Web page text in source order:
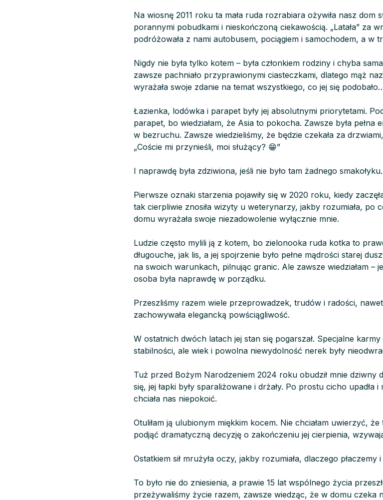
Na wiosnę 2011 roku ta mała ruda rozrabiara ożywiła nasz dom
porannymi pobudkami i nieskończoną ciekawością. „Latała” za
podróżowała z nami autobusem, pociągiem i samochodem, a w
Nigdy nie była tylko kotem – była członkiem rodziny i chyba
zawsze pachniało przyprawionymi ciasteczkami, dlatego mąż
wyrażała swoje zdanie na temat wszystkiego, co jej się
Łazienka, lodówka i parapet były jej absolutnymi priorytetami.
parapet, bo wiedziałam, że Asia to pokocha. Zawsze była
w bezruchu. Zawsze wiedzieliśmy, że będzie czekała za
„Coście mi przynieśli, moi służący? 😁”
I naprawdę była zdziwiona, jeśli nie było tam żadnego smakołyku.
Pierwsze oznaki starzenia pojawiły się w 2020 roku, kiedy
tak cierpliwie znosiła wizyty u weterynarzy, jakby rozumiała, po
domu wyrażała swoje niezadowolenie wyłącznie mnie.
Ludzie często mylili ją z kotem, bo zielonooka ruda kotka to
długouche, jak lis, a jej spojrzenie było pełne mądrości starej
na swoich warunkach, pilnując granic. Ale zawsze wiedziałam –
osoba była naprawdę w porządku.
Przeszliśmy razem wiele przeprowadzek, trudów i radości,
zachowywała elegancką powściągliwość.
W ostatnich dwóch latach jej stan się pogarszał. Specjalne
stabilności, ale wiek i powolna niewydolność nerek były
Tuż przed Bożym Narodzeniem 2024 roku obudził mnie dziwny
się, jej łapki były sparaliżowane i drżały. Po prostu cicho upadła
chciała nas niepokoić.
Otuliłam ją ulubionym miękkim kocem. Nie chciałam uwierzyć,
podjąć dramatyczną decyzję o zakończeniu jej cierpienia,
Ostatkiem sił mrużyła oczy, jakby rozumiała, dlaczego płaczemy
To było nie do zniesienia, a prawie 15 lat wspólnego życia
przeżywaliśmy życie razem, zawsze wiedząc, że w domu czeka